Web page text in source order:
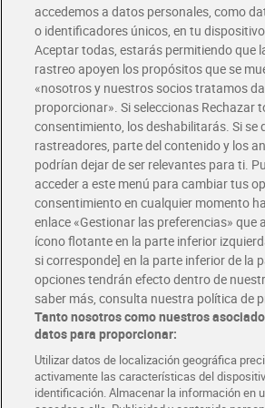
Envío gratis por compras superiores a
Envío estandar por 4,99€
Glovo y Uber Eats
Solicita tu factura de Glovo o Uber Eats
Únete al CLUB Dia
Disfruta las ventajas y ofertas exclusivas.
Descárgate la APP Dia
Folletos y Tiendas
Descubre las mejores ofertas y busca tu
Tarjeta MaX Dia
Te devuelve hasta 8€/mes de tus compras.
¡Solicita tu tarjeta de crédito aquí!
COMER MEJOR CADA DIA
accedemos a datos personales, como
o identificadores únicos, en tu
Aceptar todas, estarás permitiendo que
rastreo apoyen los propósitos que se
«nosotros y nuestros socios tratamos
proporcionar». Si seleccionas Rechazar
consentimiento, los deshabilitarás. Si se
rastreadores, parte del contenido y los
podrían dejar de ser relevantes para ti.
acceder a este menú para cambiar tus
consentimiento en cualquier momento
enlace «Gestionar las preferencias» que
ícono flotante en la parte inferior
si corresponde] en la parte inferior de la
opciones tendrán efecto dentro de
saber más, consulta nuestra política de
Tanto nosotros como nuestros
datos para proporcionar:
Utilizar datos de localización geográfica
activamente las características del
identificación. Almacenar la información en